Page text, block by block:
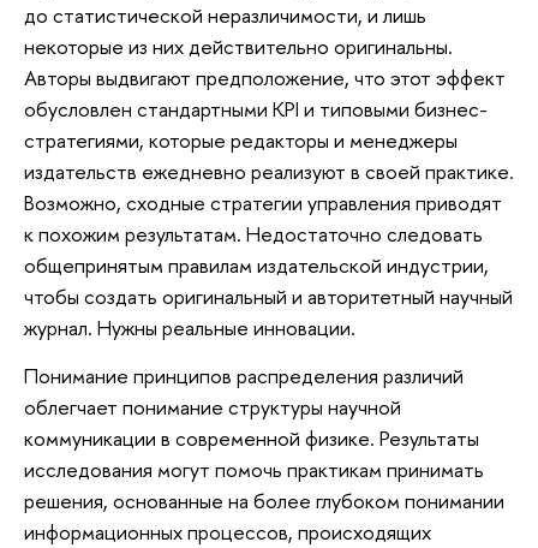
до статистической неразличимости, и лишь
некоторые из них действительно оригинальны.
Авторы выдвигают предположение, что этот эффект
обусловлен стандартными KPI и типовыми бизнес-
стратегиями, которые редакторы и менеджеры
издательств ежедневно реализуют в своей практике.
Возможно, сходные стратегии управления приводят
к похожим результатам. Недостаточно следовать
общепринятым правилам издательской индустрии,
чтобы создать оригинальный и авторитетный научный
журнал. Нужны реальные инновации.
Понимание принципов распределения различий
облегчает понимание структуры научной
коммуникации в современной физике. Результаты
исследования могут помочь практикам принимать
решения, основанные на более глубоком понимании
информационных процессов, происходящих